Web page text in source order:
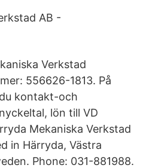
AB -
Verkstad
556626-1813. På
kontakt-och
lön till VD
Mekaniska Verkstad
in Härryda, Västra
Phone: 031-881988.